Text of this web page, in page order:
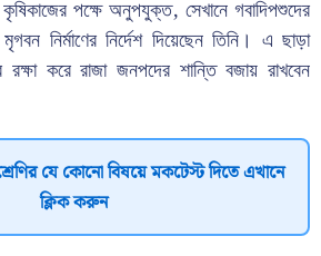
পক্ষে অনুপযুক্ত, সেখানে গবাদিপশুদের
নির্মাণের নির্দেশ দিয়েছেন তিনি। এ ছাড়া
করে রাজা জনপদের শান্তি বজায় রাখবেন
যে কোনো বিষয়ে মকটেস্ট দিতে এখানে
ক্লিক করুন